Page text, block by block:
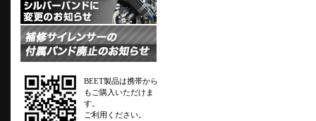
BEET製品は携帯から
もご購入いただけま
す。
ご利用ください。